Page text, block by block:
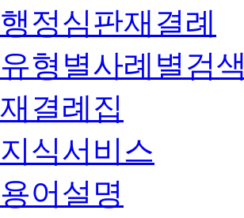
행정심판재결례
유형별사례별검색
재결례집
지식서비스
용어설명